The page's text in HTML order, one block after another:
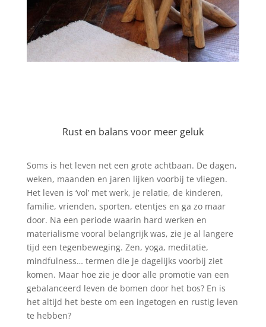
Rust en balans voor meer geluk
Soms is het leven net een grote achtbaan. De dagen,
weken, maanden en jaren lijken voorbij te vliegen.
Het leven is ‘vol’ met werk, je relatie, de kinderen,
familie, vrienden, sporten, etentjes en ga zo maar
door. Na een periode waarin hard werken en
materialisme vooral belangrijk was, zie je al langere
tijd een tegenbeweging. Zen, yoga, meditatie,
mindfulness… termen die je dagelijks voorbij ziet
komen. Maar hoe zie je door alle promotie van een
gebalanceerd leven de bomen door het bos? En is
het altijd het beste om een ingetogen en rustig leven
te hebben?